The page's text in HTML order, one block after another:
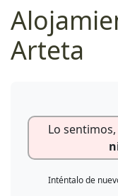
Arteta
Lo
Inténtalo de